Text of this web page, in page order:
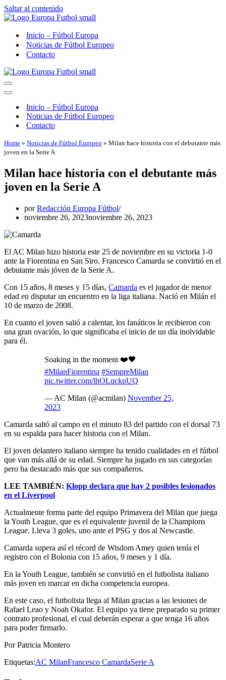
Saltar al contenido
Inicio – Fútbol Europa
Noticias de Fútbol Europeo
Contacto
Menú
de
Menú
navegaciónInicio – Fútbol Europa
Noticias de Fútbol Europeo
Contacto
Home » Noticias de Fútbol Europeo » Milan hace historia con el debutante más
joven en la Serie A
Milan hace historia con el debutante más
joven en la Serie A
porRedacción Europa Fútbol
noviembre 26, 2023noviembre 26, 2023
El AC Milan hizo historia este 25 de noviembre en su victoria 1-0
ante la Fiorentina en San Siro. Francesco Camarda se convirtió en el
debutante más jóven de la Serie A.
Con 15 años, 8 meses y 15 días, Camarda es el jugador de menor
edad en disputar un encuentro en la liga italiana. Nació en Milán el
10 de marzo de 2008.
En cuanto el joven salió a calentar, los fanáticos le recibieron con
una gran ovación, lo que significaba el inicio de un día inolvidable
para él.
Soaking in the moment ❤️🖤
#MilanFiorentina #SempreMilan
pic.twitter.com/lhOLqckpUQ
— AC Milan (@acmilan) November 25,
2023
Camarda saltó al campo en el minuto 83 del partido con el dorsal 73
en su espalda para hacer historia con el Milan.
El joven delantero italiano siempre ha tenido cualidades en el fútbol
que van más allá de su edad. Siempre ha jugado en sus categorías
pero ha destacado más que sus compañeros.
LEE TAMBIÉN: Klopp declara que hay 2 posibles lesionados
en el Liverpool
Actualmente forma parte del equipo Primavera del Milan que juega
la Youth League, que es el equivalente juvenil de la Champions
League. Lleva 3 goles, uno ante el PSG y dos al Newcastle.
Camarda supera así el récord de Wisdom Amey quien tenía el
registro con el Bolonia con 15 años, 9 meses y 1 día.
En la Youth League, también se convirtió en el futbolista italiano
más joven en marcar en dicha competencia europea.
En este caso, el futbolista llega al Milan gracias a las lesiones de
Rafael Leao y Noah Okafor. El equipo ya tiene preparado su primer
contrato profesional, el cual deberán esperar a que tenga 16 años
para poder firmarlo.
Por Patricia Montero
Etiquetas:AC MilanFrancesco CamardaSerie A